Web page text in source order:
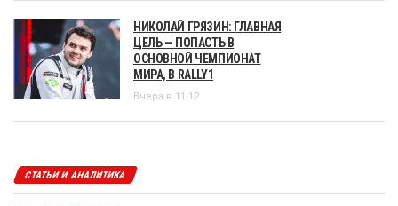
НИКОЛАЙ ГРЯЗИН: ГЛАВНАЯ
ЦЕЛЬ — ПОПАСТЬ В
ОСНОВНОЙ ЧЕМПИОНАТ
МИРА, В RALLY1
Вчера в 11:12
СТАТЬИ И АНАЛИТИКА